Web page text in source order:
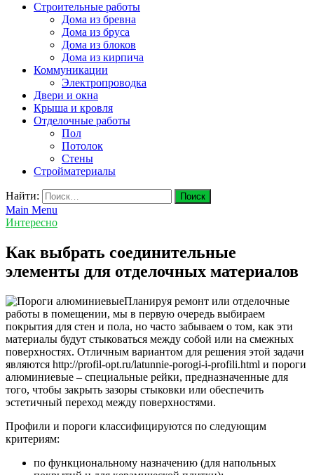
v-plast.ru Строительство и ремонт
Строительные работы
Дома из бревна
Дома из бруса
Дома из блоков
Дома из кирпича
Коммуникации
Электропроводка
Двери и окна
Крыша и кровля
Отделочные работы
Пол
Потолок
Стены
Стройматериалы
Найти:
Main Menu
Интересно
Как выбрать соединительные
элементы для отделочных материалов
Планируя ремонт или отделочные
работы в помещении, мы в первую очередь выбираем
покрытия для стен и пола, но часто забываем о том, как эти
материалы будут стыковаться между собой или на смежных
поверхностях. Отличным вариантом для решения этой задачи
являются http://profil-opt.ru/latunnie-porogi-i-profili.html и пороги
алюминиевые – специальные рейки, предназначенные для
того, чтобы закрыть зазоры стыковки или обеспечить
эстетичный переход между поверхностями.
Профили и пороги классифицируются по следующим
критериям:
по функциональному назначению (для напольных